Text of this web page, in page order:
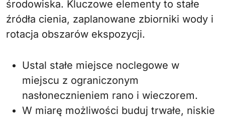
środowiska. Kluczowe elementy to stałe
źródła cienia, zaplanowane zbiorniki wody i
rotacja obszarów ekspozycji.
Ustal stałe miejsce noclegowe w
miejscu z ograniczonym
nasłonecznieniem rano i wieczorem.
W miarę możliwości buduj trwałe, niskie